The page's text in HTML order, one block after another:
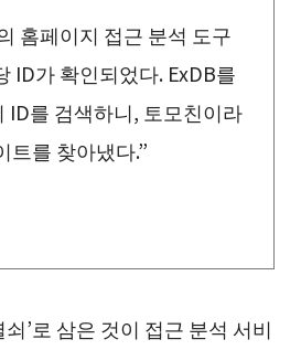
홈페이지 접근 분석 도구
ID가 확인되었다. ExDB를
ID를 검색하니, 토모친이라
트를 찾아냈다.”
’로 삼은 것이 접근 분석 서비